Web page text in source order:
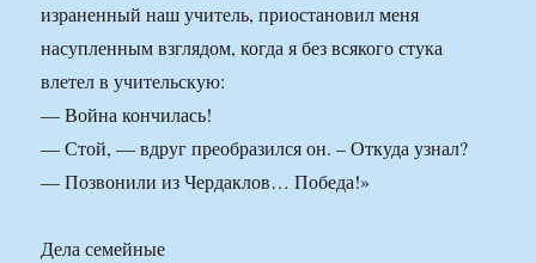
израненный наш учитель, приостановил меня
насупленным взглядом, когда я без всякого стука
влетел в учительскую:
— Война кончилась!
— Стой, — вдруг преобразился он. – Откуда узнал?
— Позвонили из Чердаклов… Победа!»
Дела семейные